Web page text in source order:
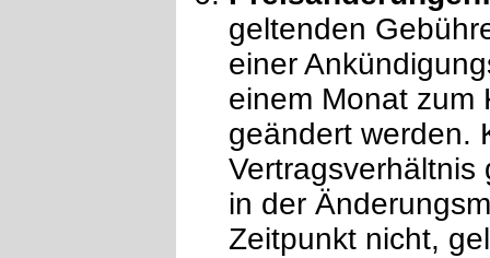
geltenden
einer
einem Monat zum
geändert werden.
Vertragsverhältnis
in der
Zeitpunkt nicht,